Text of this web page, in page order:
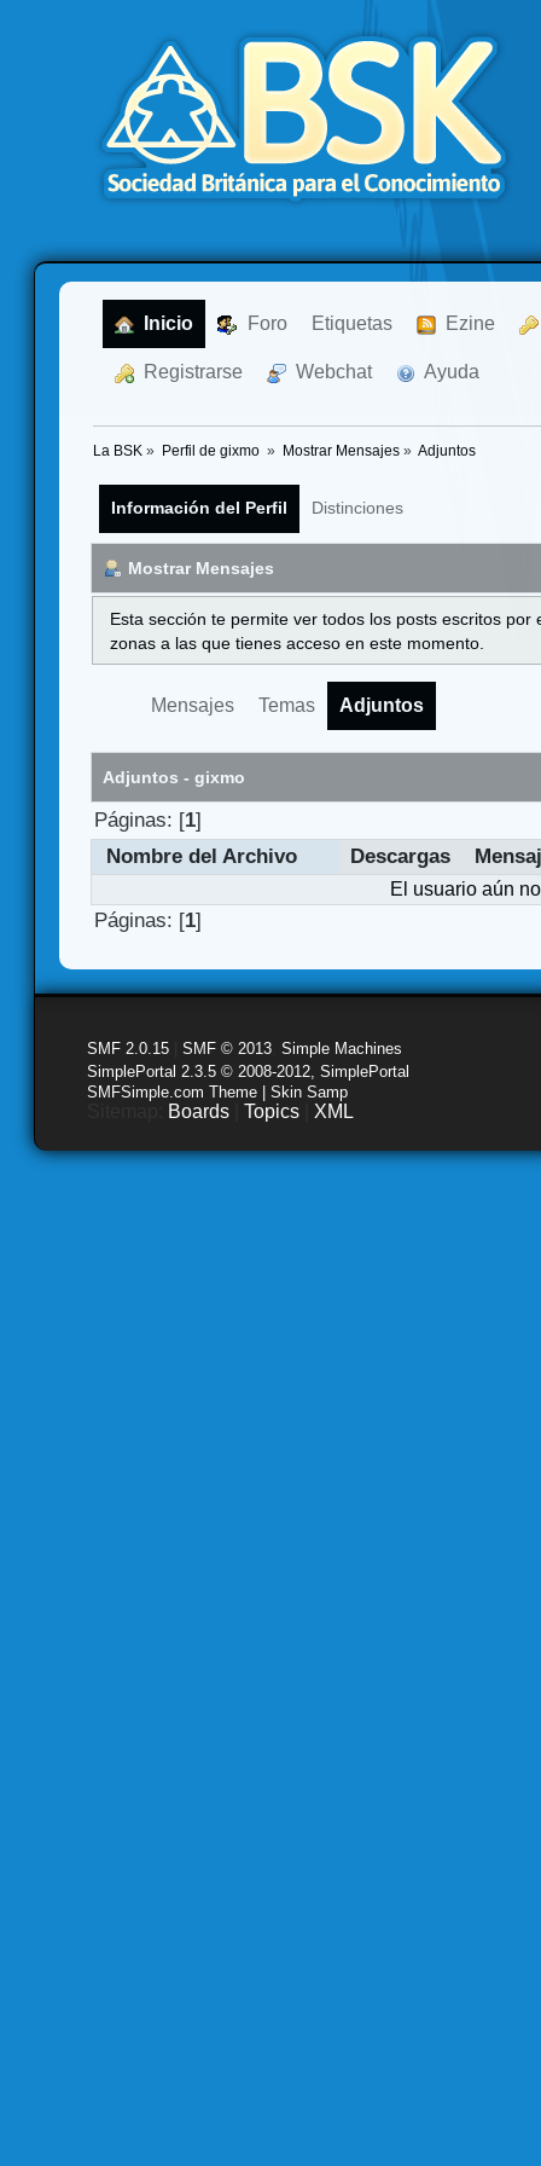
Inicio Foro Etiquetas Ezine
Registrarse Webchat Ayuda
La BSK » Perfil de gixmo » Mostrar Mensajes» Adjuntos
Información del Perfil Distinciones
Mostrar Mensajes
Esta sección te permite ver todos los posts escritos
zonas a las que tienes acceso en este momento.
Mensajes Temas Adjuntos
Adjuntos - gixmo
Páginas: [1]
Nombre del Archivo
Descargas
El usuario aún
Páginas: [1]
SMF 2.0.15 SMF © 2013 Simple Machines
SimplePortal 2.3.5 © 2008-2012, SimplePortal
SMFSimple.com Theme | Skin Samp
Boards Topics XML